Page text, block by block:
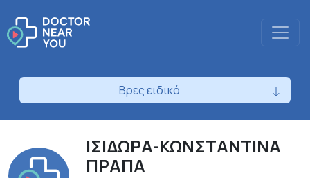
Βρες ειδικό
ΙΣΙΔΩΡΑ-ΚΩΝΣΤΑΝΤΙΝΑ
ΠΡΑΠΑ